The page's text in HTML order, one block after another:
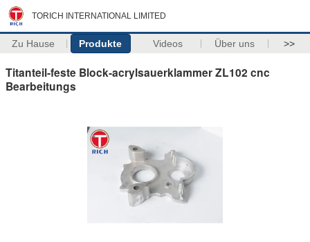
TORICH INTERNATIONAL LIMITED
Zu Hause Produkte Videos Über uns >>
Titanteil-feste Block-acrylsauerklammer ZL102 cnc
Bearbeitungs